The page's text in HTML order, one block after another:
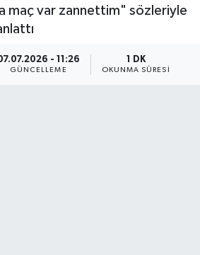
maç var zannettim" sözleriyle
- 11:26
GÜNCELLEME
1 DK
OKUNMA SÜRESI